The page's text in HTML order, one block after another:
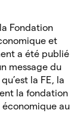
Fondation
et
a été publié
message du
la FE, la
la fondation
économique au